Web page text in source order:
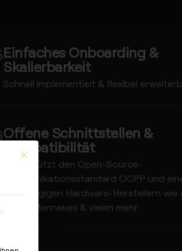
Einfaches Onboarding &
Skalierbarkeit
Schnell implementiert & flexibel
Offene Schnittstellen &
Kompatibilität
Unterstützt den Open-Source-
Kommunikationsstandard OCPP und
von gängigen Hardware-Herstellern wie
KEBA, Mennekes & vielen mehr.
This button closes the dialog. Its